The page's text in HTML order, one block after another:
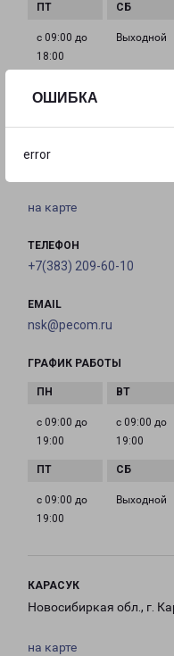
ОШИБКА
error
с 09:00 до
18:00
Выходной
на карте
ТЕЛЕФОН
+7(383) 209-60-10
EMAIL
nsk@pecom.ru
ГРАФИК РАБОТЫ
с 09:00 до
19:00
с 09:00 до
19:00
с 09:00 до
19:00
Выходной
КАРАСУК
Новосибиркая обл., г.
на карте